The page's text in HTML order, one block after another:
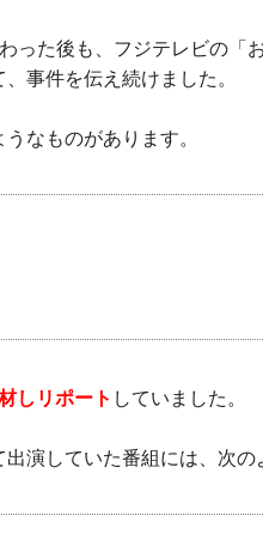
った後も、フジテレビの「
事件を伝え続けました。
なものがあります。
しリポート していました。
演していた番組には、次の